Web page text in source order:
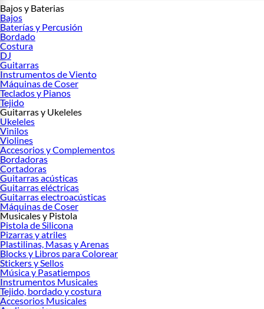
Bajos y Baterias
Bajos
Baterías y Percusión
Bordado
Costura
DJ
Guitarras
Instrumentos de Viento
Máquinas de Coser
Teclados y Pianos
Tejido
Guitarras y Ukeleles
Ukeleles
Vinilos
Violines
Accesorios y Complementos
Bordadoras
Cortadoras
Guitarras acústicas
Guitarras eléctricas
Guitarras electroacústicas
Máquinas de Coser
Musicales y Pistola
Pistola de Silicona
Pizarras y atriles
Plastilinas, Masas y Arenas
Blocks y Libros para Colorear
Stickers y Sellos
Música y Pasatiempos
Instrumentos Musicales
Tejido, bordado y costura
Accesorios Musicales